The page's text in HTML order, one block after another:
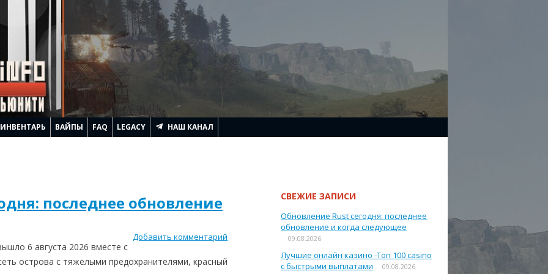
ДОМ
И ПОДНЯТЬ FPS
ИНВЕНТАРЬ ВАЙПЫ FAQ LEGACY НАШ КАНАЛ
последнее обновление
Добавить комментарий
6 августа 2026 вместе с
острова с тяжёлыми предохранителями, красный
СВЕЖИЕ ЗАПИСИ
Обновление Rust сегодня: последнее
обновление и когда следующее
09.08.2026
Лучшие онлайн казино -Топ 100 casino
с быстрыми выплатами
09.08.2026